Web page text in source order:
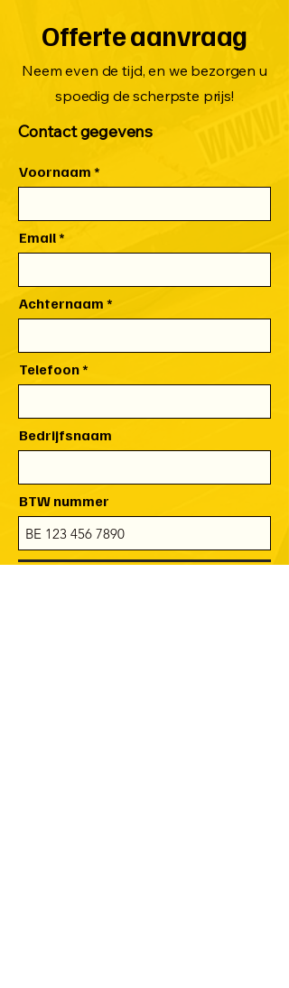
Offerte aanvraag
Neem even de tijd, en we bezorgen u
spoedig de scherpste prijs!
Contact gegevens
Voornaam
Email
Achternaam
Telefoon
Bedrijfsnaam
BTW nummer